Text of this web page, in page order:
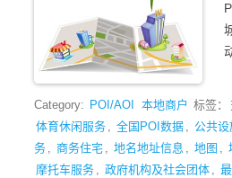
Category: POI/AOI 本地商户 标签：
体育休闲服务 , 全国POI数据 , 公共设
务 , 商务住宅 , 地名地址信息 , 地图 ,
摩托车服务 , 政府机构及社会团体 ,